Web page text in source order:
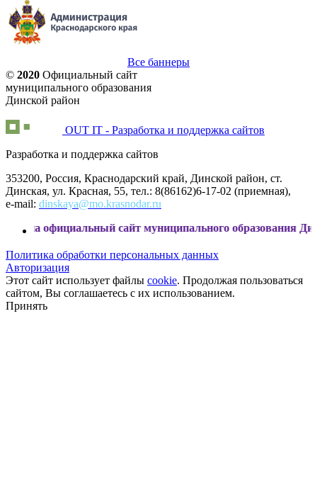
Все баннеры
© 2020 Официальный сайт
муниципального образования
Динской район
OUT IT - Разработка и поддержка сайтов
Разработка и поддержка сайтов
353200, Россия, Краснодарский край, Динской район, ст.
Динская, ул. Красная, 55, тел.: 8(86162)6-17-02 (приемная),
e-mail: dinskaya@mo.krasnodar.ru
сайт муниципального образования Динской
Политика обработки персональных данных
Авторизация
Этот сайт использует файлы cookie. Продолжая пользоваться
сайтом, Вы соглашаетесь с их использованием.
Принять